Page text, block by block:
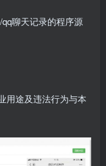
聊天记录的程序源
用途及违法行为与本